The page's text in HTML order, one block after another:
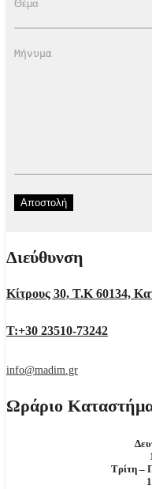
Διεύθυνση
Κίτρους 30, Τ.Κ 60134,
Τ:+30 23510-73242
info@madim.gr
Ωράριο
Τρίτη –